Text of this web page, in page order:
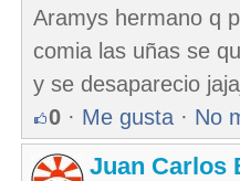
Aramys hermano q
comia las uñas se
y se desaparecio
0 · Me gusta · No
Juan Carlos